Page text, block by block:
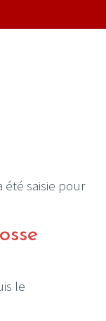
été saisie pour
le